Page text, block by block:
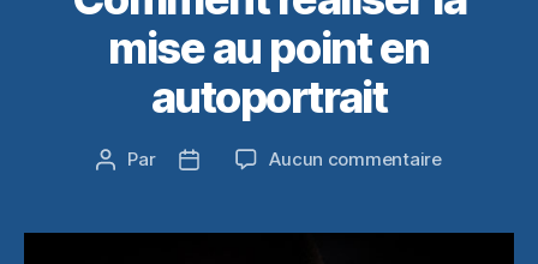
mise au point en
autoportrait
Auteur
Par
Date
Aucun commentairesur
la